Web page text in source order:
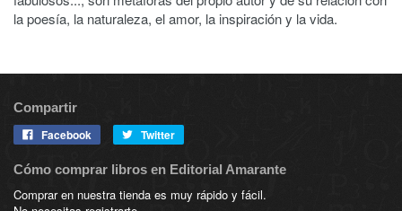
la poesía, la naturaleza, el amor, la inspiración y la vida.
Compartir
Facebook Twitter
Cómo comprar libros en Editorial Amarante
Comprar en nuestra tienda es muy rápido y fácil.